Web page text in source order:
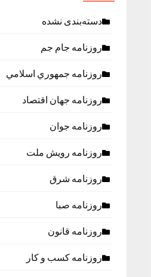
دسته‌بندی نشده
روزنامه جام جم
روزنامه جمهوري اسلامي
روزنامه جهان اقتصاد
روزنامه جوان
روزنامه رویش ملت
روزنامه شرق
روزنامه صبا
روزنامه قانون
روزنامه كسب و كار